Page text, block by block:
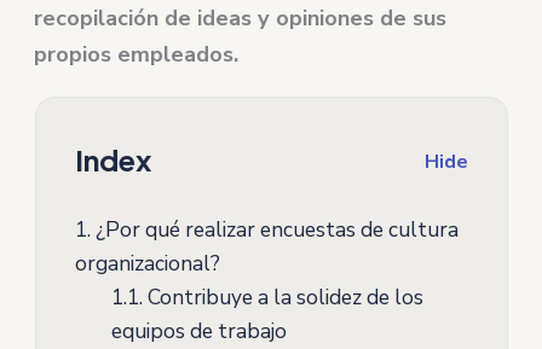
recopilación de ideas y opiniones de sus
propios empleados.
Index Hide
1.¿Por qué realizar encuestas de cultura
organizacional?
1.1.Contribuye a la solidez de los
equipos de trabajo